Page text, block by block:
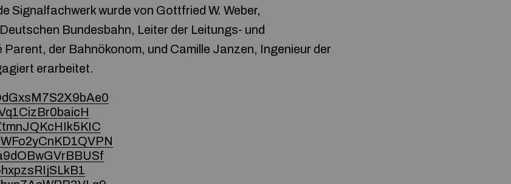
Signalfachwerk wurde von Gottfried W. Weber,
Bundesbahn, Leiter der Leitungs- und
der Bahnökonom, und Camille Janzen, Ingenieur der
erarbeitet.